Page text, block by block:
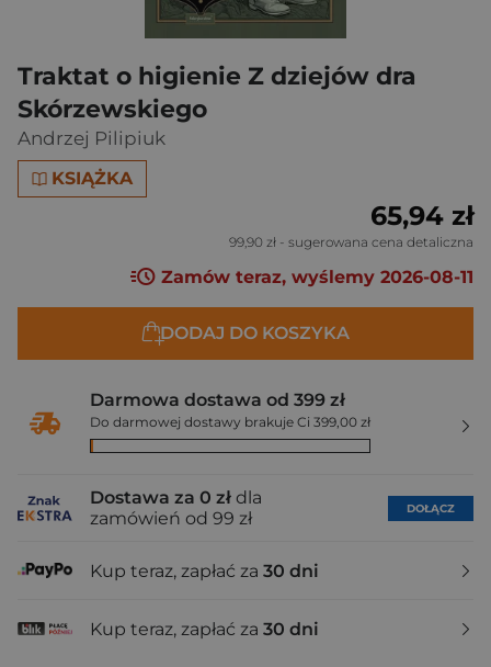
Traktat o higienie Z dziejów dra
Skórzewskiego
Andrzej Pilipiuk
KSIĄŻKA
65,94 zł
99,90 zł - sugerowana cena detaliczna
Zamów teraz, wyślemy 2026-08-11
DODAJ DO KOSZYKA
Darmowa dostawa od 399 zł
Do darmowej dostawy brakuje Ci 399,00 zł
Dostawa za 0 zł dla
zamówień od 99 zł
DOŁĄCZ
Kup teraz, zapłać za 30 dni
Kup teraz, zapłać za 30 dni